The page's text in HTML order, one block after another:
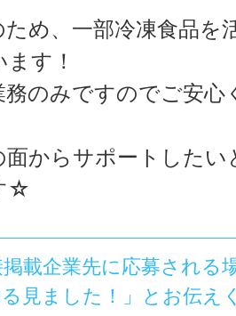
ため、一部冷凍食品を
す！
のみですのでご安
面からサポートしたい
☆
掲載企業先に応募される
る見ました！」とお伝え